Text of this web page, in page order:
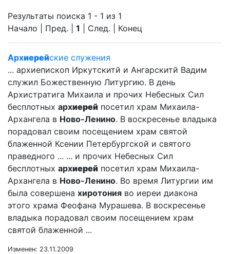
Результаты поиска 1 - 1 из 1
Начало | Пред. | 1 | След. | Конец
Архиерейские служения
... архиепископ Иркутскитй и Ангарскитй Вадим
служил Божественную Литургию. В день
Архистратига Михаила и прочих Небесных Сил
бесплотных архиерей посетил храм Михаила-
Архангела в Ново-Ленино. В воскресенье владыка
порадовал своим посещением храм святой
блаженной Ксении Петербургской и святого
праведного ... ... и прочих Небесных Сил
бесплотных архиерей посетил храм Михаила-
Архангела в Ново-Ленино. Во время Литургии им
была совершена хиротония во иереи диакона
этого храма Феофана Мурашева. В воскресенье
владыка порадовал своим посещением храм
святой блаженной ...
Изменен: 23.11.2009